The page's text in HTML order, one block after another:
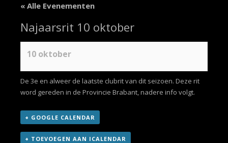
« Alle Evenementen
Najaarsrit 10 oktober
10 oktober
De 3e en alweer de laatste clubrit van dit seizoen. Deze rit
word gereden in de Provincie Brabant, nadere info volgt.
+ GOOGLE CALENDAR
+ TOEVOEGEN AAN ICALENDAR